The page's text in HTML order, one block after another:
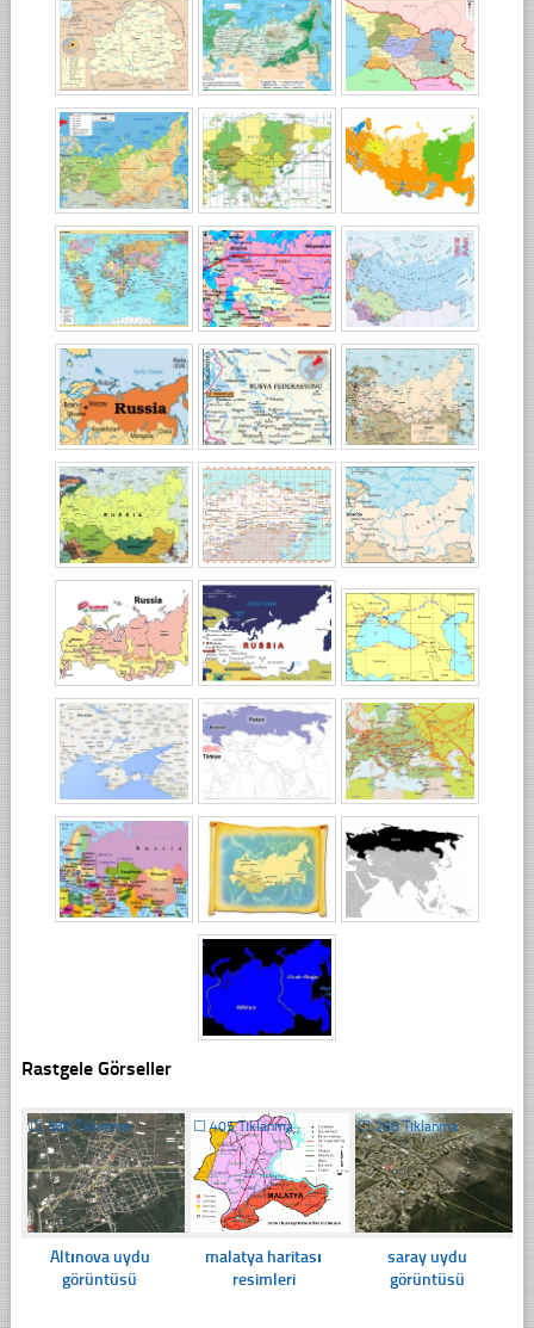
Rastgele Görseller
☐388 Tıklanma
Altınova uydu
görüntüsü
☐405 Tıklanma
malatya haritası
resimleri
☐268 Tıklanma
saray uydu
görüntüsü